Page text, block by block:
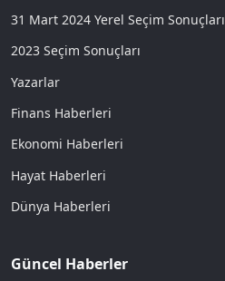
31 Mart 2024 Yerel Seçim Sonuçları
2023 Seçim Sonuçları
Yazarlar
Finans Haberleri
Ekonomi Haberleri
Hayat Haberleri
Dünya Haberleri
Güncel Haberler